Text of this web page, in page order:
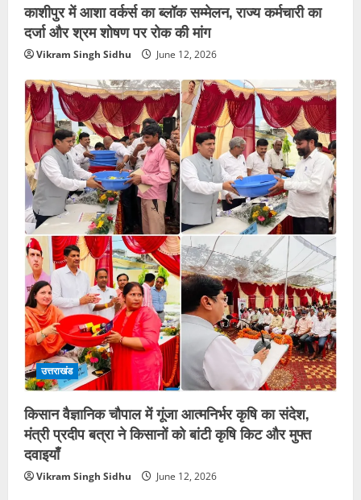
काशीपुर में आशा वर्कर्स का ब्लॉक सम्मेलन, राज्य कर्मचारी का
दर्जा और श्रम शोषण पर रोक की मांग
Vikram Singh Sidhu June 12, 2026
उत्तराखंड
किसान वैज्ञानिक चौपाल में गूंजा आत्मनिर्भर कृषि का संदेश,
मंत्री प्रदीप बत्रा ने किसानों को बांटी कृषि किट और मुफ्त
दवाइयाँ
Vikram Singh Sidhu June 12, 2026